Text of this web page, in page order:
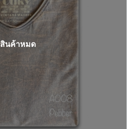
สินค้าหมด